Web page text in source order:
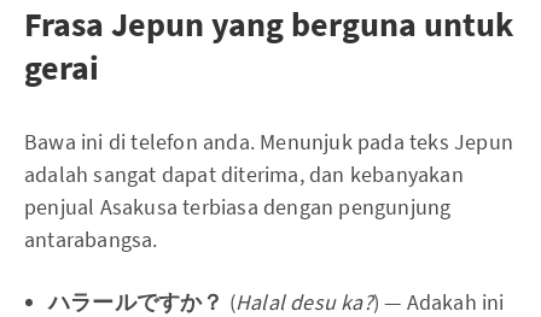
Frasa Jepun yang berguna untuk
gerai
Bawa ini di telefon anda. Menunjuk pada teks Jepun
adalah sangat dapat diterima, dan kebanyakan
penjual Asakusa terbiasa dengan pengunjung
antarabangsa.
ハラールですか？ (Halal desu ka?) — Adakah ini